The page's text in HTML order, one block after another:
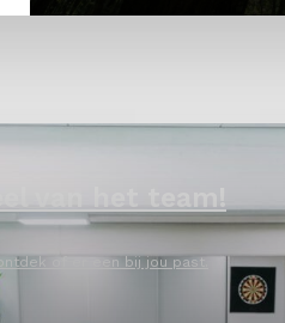
van het team!
of er een bij jou past.